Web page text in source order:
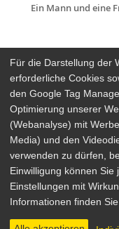
Ein Mann und eine
Arthaus Stores
Social Media
Detailsuche
Newsletter
Über Arthaus
AGB
Für die Darstellung der
erforderliche Cookies
den Google Tag
Optimierung unserer
(Webanalyse) mit
Media) und den
verwenden zu dürfen,
Einwilligung können
Einstellungen mit
Informationen finden